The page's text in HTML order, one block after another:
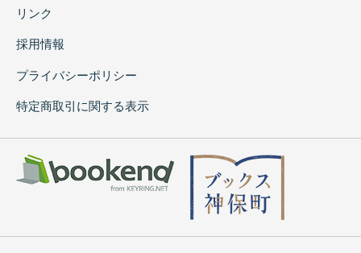
リンク
採用情報
プライバシーポリシー
特定商取引に関する表示